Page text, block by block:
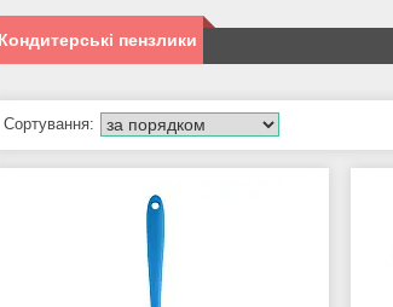
Кондитерські пензлики